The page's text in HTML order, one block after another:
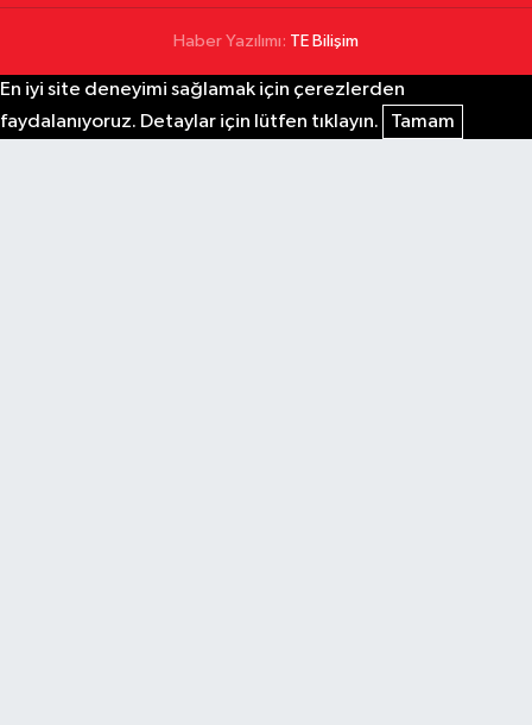
Haber Yazılımı: TE Bilişim
En iyi site deneyimi sağlamak için çerezlerden
faydalanıyoruz. Detaylar için lütfen tıklayın.
Tamam